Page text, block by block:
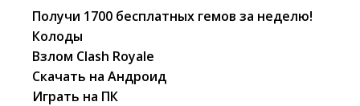
Получи 1700 бесплатных гемов за неделю!
Колоды
Взлом Clash Royale
Скачать на Андроид
Играть на ПК